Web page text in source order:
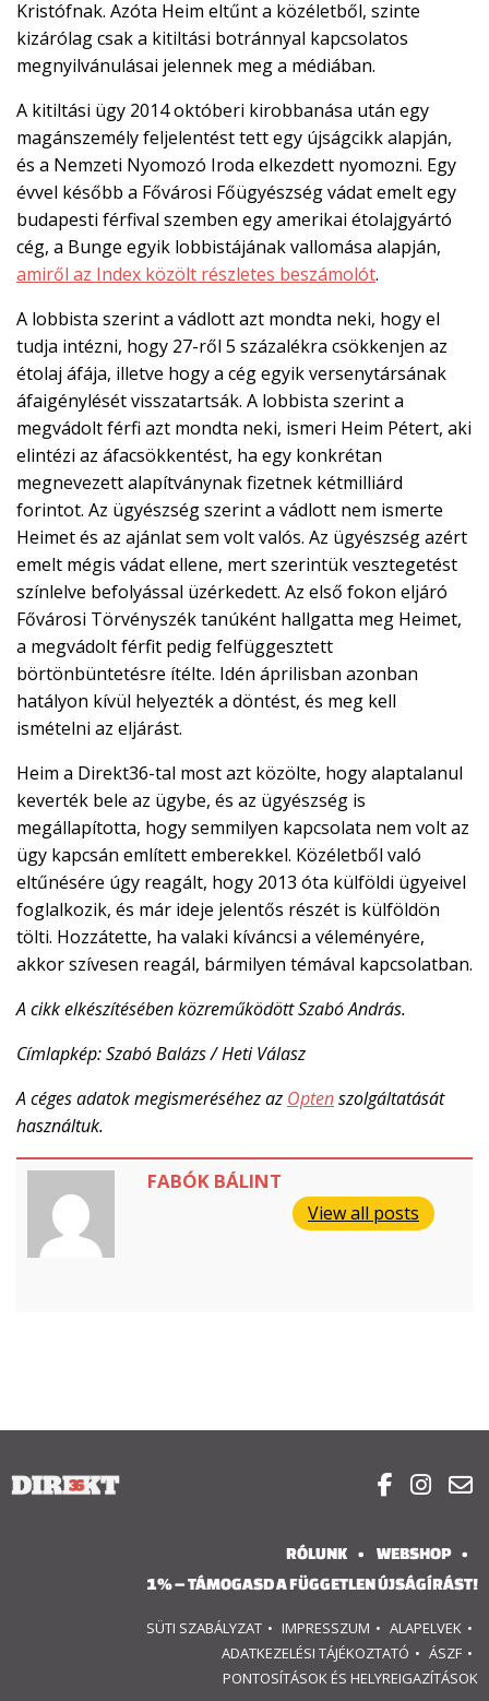
Kristófnak. Azóta Heim eltűnt a közéletből, szinte
kizárólag csak a kitiltási botránnyal kapcsolatos
megnyilvánulásai jelennek meg a médiában.
A kitiltási ügy 2014 októberi kirobbanása után egy
magánszemély feljelentést tett egy újságcikk alapján,
és a Nemzeti Nyomozó Iroda elkezdett nyomozni. Egy
évvel később a Fővárosi Főügyészség vádat emelt egy
budapesti férfival szemben egy amerikai étolajgyártó
cég, a Bunge egyik lobbistájának vallomása alapján,
amiről az Index közölt részletes beszámolót.
A lobbista szerint a vádlott azt mondta neki, hogy el
tudja intézni, hogy 27-ről 5 százalékra csökkenjen az
étolaj áfája, illetve hogy a cég egyik versenytársának
áfaigénylését visszatartsák. A lobbista szerint a
megvádolt férfi azt mondta neki, ismeri Heim Pétert, aki
elintézi az áfacsökkentést, ha egy konkrétan
megnevezett alapítványnak fizetnek kétmilliárd
forintot. Az ügyészség szerint a vádlott nem ismerte
Heimet és az ajánlat sem volt valós. Az ügyészség azért
emelt mégis vádat ellene, mert szerintük vesztegetést
színlelve befolyással üzérkedett. Az első fokon eljáró
Fővárosi Törvényszék tanúként hallgatta meg Heimet,
a megvádolt férfit pedig felfüggesztett
börtönbüntetésre ítélte. Idén áprilisban azonban
hatályon kívül helyezték a döntést, és meg kell
ismételni az eljárást.
Heim a Direkt36-tal most azt közölte, hogy alaptalanul
keverték bele az ügybe, és az ügyészség is
megállapította, hogy semmilyen kapcsolata nem volt az
ügy kapcsán említett emberekkel. Közéletből való
eltűnésére úgy reagált, hogy 2013 óta külföldi ügyeivel
foglalkozik, és már ideje jelentős részét is külföldön
tölti. Hozzátette, ha valaki kíváncsi a véleményére,
akkor szívesen reagál, bármilyen témával kapcsolatban.
A cikk elkészítésében közreműködött Szabó András.
Címlapkép: Szabó Balázs / Heti Válasz
A céges adatok megismeréséhez az Optenszolgáltatását
használtuk.
FABÓK BÁLINT
View all posts
  
RÓLUNK
WEBSHOP
1% – TÁMOGASD A FÜGGETLEN ÚJSÁGÍRÁST!
SÜTI SZABÁLYZAT IMPRESSZUM
ALAPELVEK
ADATKEZELÉSI TÁJÉKOZTATÓ
ÁSZF
PONTOSÍTÁSOK ÉS HELYREIGAZÍTÁSOK